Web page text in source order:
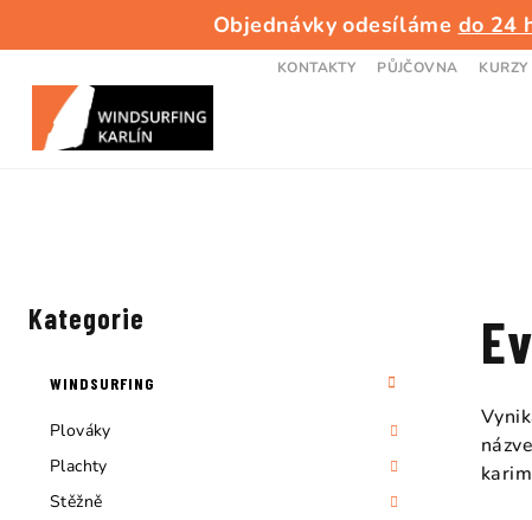
Objednávky odesíláme do 24
KONTAKTY PŮJČOVNA KURZY
Přeskočit
kategorie
Kategorie
WINDSURFING
Plováky
Plachty
Stěžně